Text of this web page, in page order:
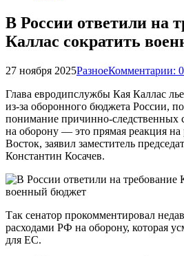
В России ответили на
Каллас сократить
27 ноября 2025РазноеКомментарии: 0
Глава евродипслужбы Кая Каллас
из-за оборонного бюджета России,
понимание причинно-следственных
на оборону — это прямая реакция
Восток, заявил заместитель
Константин Косачев.
Так сенатор прокомментировал
расходами РФ на оборону, которая
для ЕС.